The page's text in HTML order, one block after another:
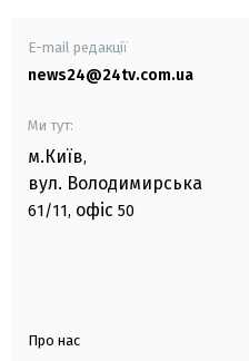
E-mail редакції
news24@24tv.com.ua
Ми тут:
м.Київ,
вул. Володимирська
61/11, офіс 50
Про нас